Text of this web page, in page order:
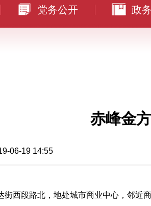
党务公开 政
赤峰金
19 14:55
段路北，地处城市商业中心，邻近